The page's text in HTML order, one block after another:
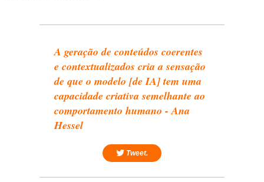
A geração de conteúdos coerentes
e contextualizados cria a sensação
de que o modelo [de IA] tem uma
capacidade criativa semelhante ao
comportamento humano - Ana
Hessel
Tweet.